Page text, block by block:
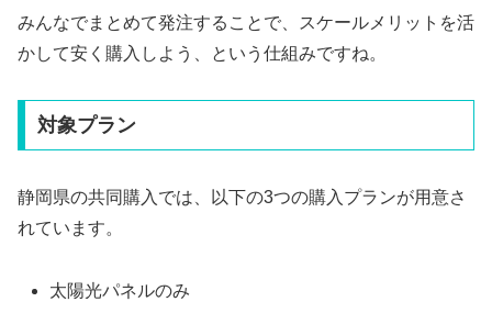
みんなでまとめて発注することで、スケールメリットを活
かして安く購入しよう、という仕組みですね。
対象プラン
静岡県の共同購入では、以下の3つの購入プランが用意さ
れています。
太陽光パネルのみ